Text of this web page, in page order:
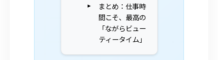
まとめ：仕事時
間こそ、最高の
「ながらビュー
ティータイム」